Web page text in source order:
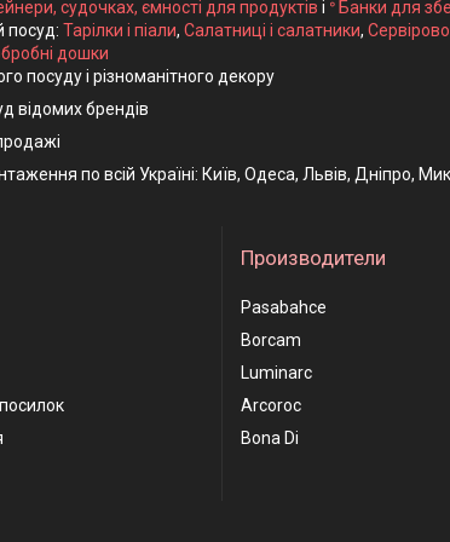
судочках, ємності для продуктів і ᐤ Банки для
посуд: Тарілки і піали, Салатниці і салатники,
дошки
посуду і різноманітного декору
відомих брендів
по всій Україні: Київ, Одеса, Львів, Дніпро,
Производители
Pasabahce
Borcam
Luminarc
Arcoroc
Bona Di